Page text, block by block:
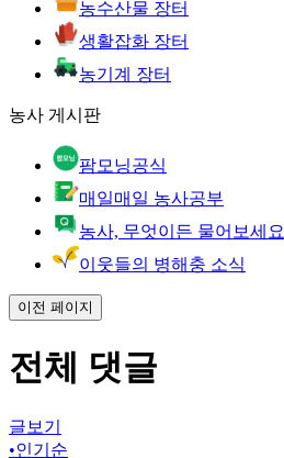
농수산물 장터
생활잡화 장터
농기계 장터
농사 게시판
팜모닝공식
매일매일 농사공부
농사, 무엇이든 물어보세요
이웃들의 병해충 소식
이전 페이지
전체 댓글
글보기
•인기순